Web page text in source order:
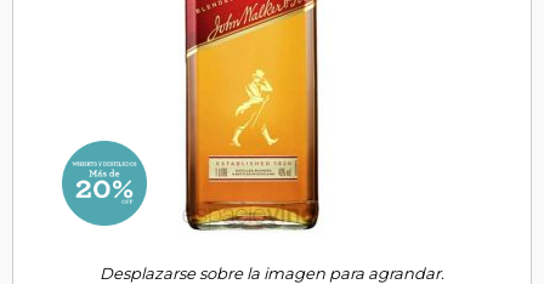
Desplazarse sobre la imagen para agrandar.